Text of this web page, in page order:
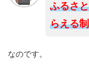
ふるさ
らえる
なのです。